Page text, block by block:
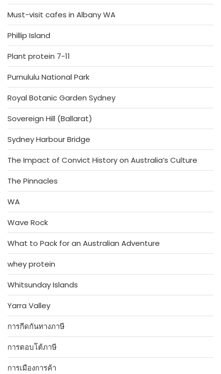
Must-visit cafes in Albany WA
Phillip Island
Plant protein 7-11
Purnululu National Park
Royal Botanic Garden Sydney
Sovereign Hill (Ballarat)
Sydney Harbour Bridge
The Impact of Convict History on Australia’s Culture
The Pinnacles
WA
Wave Rock
What to Pack for an Australian Adventure
whey protein
Whitsunday Islands
Yarra Valley
การกีดกันทางภาษี
การตอบโต้ภาษี
การเมืองการค้า